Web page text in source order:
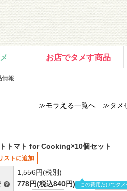
お店でタメす商品
情報
≫モラえる一覧へ ≫タメ
トマト for Cooking×10個セット
ストに追加
1,556円(税別)
778円(税込840円) この費用だけでタメ